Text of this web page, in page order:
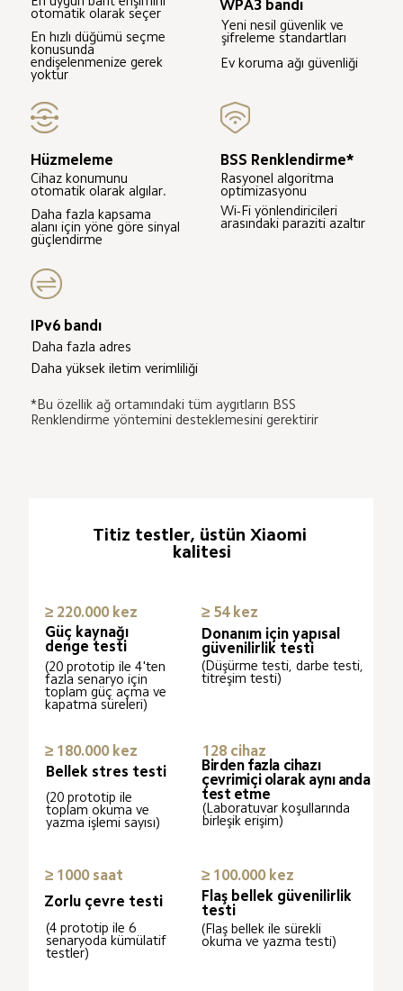
otomatik olarak seçer
En hızlı düğümü seçme
konusunda
endişelenmenize gerek
yoktur
WPA3 bandı
Yeni nesil güvenlik ve
şifreleme standartları
Ev koruma ağı güvenliği
Hüzmeleme
Cihaz konumunu
otomatik olarak algılar.
Daha fazla kapsama
alanı için yöne göre sinyal
güçlendirme
BSS Renklendirme*
Rasyonel algoritma
optimizasyonu
Wi-Fi yönlendiricileri
arasındaki paraziti azaltır
IPv6 bandı
Daha fazla adres
Daha yüksek iletim verimliliği
*Bu özellik ağ ortamındaki tüm aygıtların BSS
Renklendirme yöntemini desteklemesini gerektirir
Titiz testler, üstün Xiaomi
kalitesi
≥ 220.000 kez
Güç kaynağı
denge testi
(20 prototip ile 4'ten
fazla senaryo için
toplam güç açma ve
kapatma süreleri)
≥ 54 kez
Donanım için yapısal
güvenilirlik testi
(Düşürme testi, darbe testi,
titreşim testi)
≥ 180.000 kez
Bellek stres testi
(20 prototip ile
toplam okuma ve
yazma işlemi sayısı)
128 cihaz
Birden fazla cihazı
çevrimiçi olarak aynı anda
test etme
(Laboratuvar koşullarında
birleşik erişim)
≥ 1000 saat
Zorlu çevre testi
(4 prototip ile 6
senaryoda kümülatif
testler)
≥ 100.000 kez
Flaş bellek güvenilirlik
testi
(Flaş bellek ile sürekli
okuma ve yazma testi)